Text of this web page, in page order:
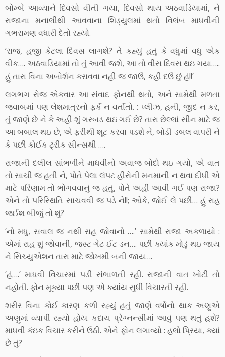
બોમ્બે આવ્યાને દિવસો વીતી ગયા, દિવસો થાય અઠવાડિયામાં, ને
રાજાના મનાલીથી આવવાના શિડ્યુલમાં થતો વિલંબ માધવીની
ગભરામણ વધારી દેતો રહ્યો.
‘રાજ, હજી કેટલા દિવસ લાગશે? તે કહ્યું હતું કે વધુમાં વધુ એક
વીક…. અઠવાડિયામાં તો તું આવી જશે, આ તો વીસ દિવસ થઇ ગયા…..
હું તારા વિના અબોર્શન કરાવવા નહીં જ જાઉં, કહી દઉં છું હં!!’
લગભગ રોજ એકવાર આ સંવાદ ફોનથી થતો, અને સામેથી મળતા
જવાબમાં પણ લેશમાત્રનો ફર્ક ન વર્તાતો. : પ્લીઝ, હની, જીદ ન કર,
તું જાણે છે ને કે અહીં શું ગરબડ થઇ ગઈ છે? તારા છેલ્લાં સીન માટે જ
આ બબાલ થઇ છે, એ ફરીથી શૂટ કરવા પડશે ને, બોડી ડબલ વાપરી ને
કે પછી કોઈક ટ્રીક સીન્સથી ….
રાજાની દલીલ સાંભળીને માધવીનો અવાજ બોદો થઇ ગયો, એ વાત
તો સાચી જ હતી ને, પોતે પેલા લંપટ હીરોની મનમાની ન થવા દીધી એ
માટે પરિણામ તો ભોગવવાનું જ હતું, પોતે અહીં આવી ગઈ પણ રાજા?
એને તો પરિસ્થિતિ સાચવવી જ પડે ને!!; ઓકે, જોઈ લે પછી… હું રાહ
જઈશ બીજું તો શું?
‘નો મધુ, સવાલ જ નથી રાહ જોવાનો ….’ સામેથી રાજા અકળાયો :
એમાં રાહ શું જોવાની, જસ્ટ ગેટ ઈટ ડન…. પછી ક્યાંક મોડું થઇ જાય
ને સિચ્યુએશન તારા માટે જોખમી બની જાય….
‘હં….’ માધવી વિચારમાં પડી સંભાળતી રહી. રાજાની વાત ખોટી તો
નહોતી. ફોન મૂક્યા પછી પણ એ ક્યાંય સુધી વિચારતી રહી.
શરીર વિના કોઈ કારણ કળી રહ્યું હતું જાણે વર્ષોનો થાક અણુએ
અણુમાં વ્યાપી રહ્યો હોય. કદાચ પ્રેગ્નન્સીમાં આવું પણ થતું હશે?
માધવી કંઇક વિચાર કરીને ઉઠી. એને ફોન લગાવ્યો : હલો પ્રિયા, ક્યાં
છે તું?